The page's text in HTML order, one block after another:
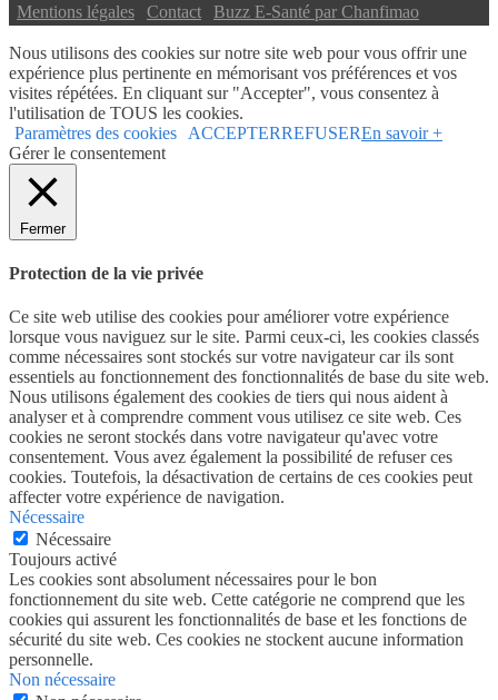
Mentions légales Contact Buzz E-Santé par Chanfimao
Nous utilisons des cookies sur notre site web pour vous offrir une
expérience plus pertinente en mémorisant vos préférences et vos
visites répétées. En cliquant sur "Accepter", vous consentez à
l'utilisation de TOUS les cookies.
Paramètres des cookies
ACCEPTERREFUSEREn savoir +
Gérer le consentement
Fermer
Protection de la vie privée
Ce site web utilise des cookies pour améliorer votre expérience
lorsque vous naviguez sur le site. Parmi ceux-ci, les cookies classés
comme nécessaires sont stockés sur votre navigateur car ils sont
essentiels au fonctionnement des fonctionnalités de base du site web.
Nous utilisons également des cookies de tiers qui nous aident à
analyser et à comprendre comment vous utilisez ce site web. Ces
cookies ne seront stockés dans votre navigateur qu'avec votre
consentement. Vous avez également la possibilité de refuser ces
cookies. Toutefois, la désactivation de certains de ces cookies peut
affecter votre expérience de navigation.
Nécessaire
Nécessaire
Toujours activé
Les cookies sont absolument nécessaires pour le bon
fonctionnement du site web. Cette catégorie ne comprend que les
cookies qui assurent les fonctionnalités de base et les fonctions de
sécurité du site web. Ces cookies ne stockent aucune information
personnelle.
Non nécessaire